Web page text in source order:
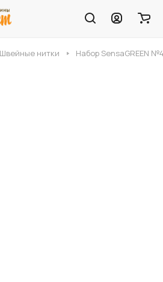
Швейные нитки Набор SensaGREEN